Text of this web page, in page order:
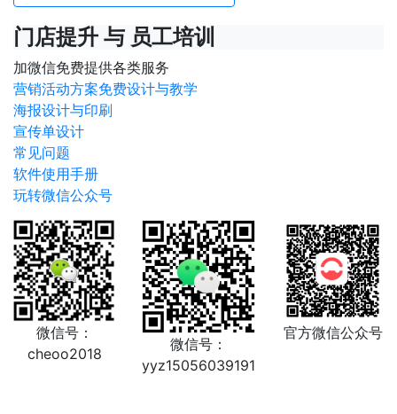
门店提升 与 员工培训
加微信免费提供各类服务
营销活动方案免费设计与教学
海报设计与印刷
宣传单设计
常见问题
软件使用手册
玩转微信公众号
微信号：
cheoo2018
微信号：
yyz15056039191
官方微信公众号